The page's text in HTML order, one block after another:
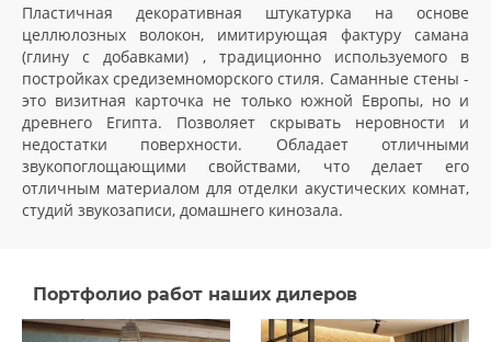
Пластичная декоративная штукатурка на основе
целлюлозных волокон, имитирующая фактуру самана
(глину с добавками) , традиционно используемого в
постройках средиземноморского стиля. Саманные стены -
это визитная карточка не только южной Европы, но и
древнего Египта. Позволяет скрывать неровности и
недостатки поверхности. Обладает отличными
звукопоглощающими свойствами, что делает его
отличным материалом для отделки акустических комнат,
студий звукозаписи, домашнего кинозала.
Портфолио работ наших дилеров